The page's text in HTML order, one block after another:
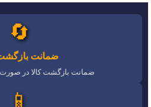
🔄
ضمانت بازگشت
ضمانت بازگشت کالا در
📱